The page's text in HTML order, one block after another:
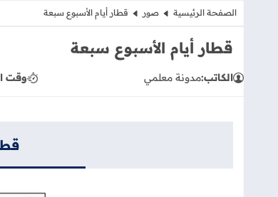
الصفحة الرئيسية صور قطار أيام الأسبوع سبعة
قطار أيام الأسبوع سبعة
الكاتب:مدونة معلمي وقت